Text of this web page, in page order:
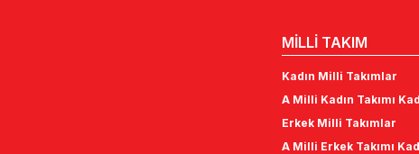
MİLLİ TAKIM
Kadın Milli Takımlar
A Milli Kadın Takımı
Erkek Milli Takımlar
A Milli Erkek Takımı